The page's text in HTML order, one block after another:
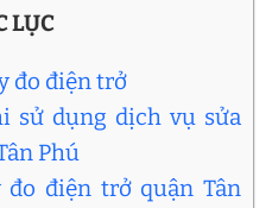
LỤC
đo điện trở
sử dụng dịch vụ sửa
Phú
điện trở quận Tân